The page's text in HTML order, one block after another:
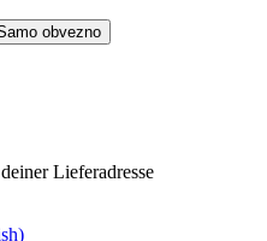
obvezno
Lieferadresse